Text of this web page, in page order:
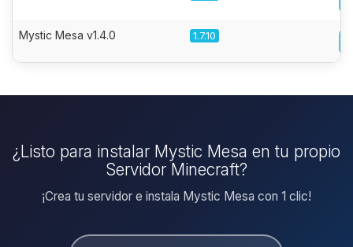
Mystic Mesa v1.4.0 1.7.10
¿Listo para instalar Mystic Mesa en tu propio
Servidor Minecraft?
¡Crea tu servidor e instala Mystic Mesa con 1 clic!